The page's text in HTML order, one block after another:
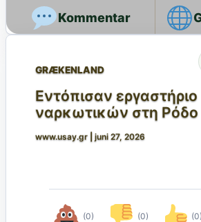
GRÆKENLAND
Εντόπισαν εργαστήριο
ναρκωτικών στη
www.usay.gr juni 27, 2026
(0) (0) (0)